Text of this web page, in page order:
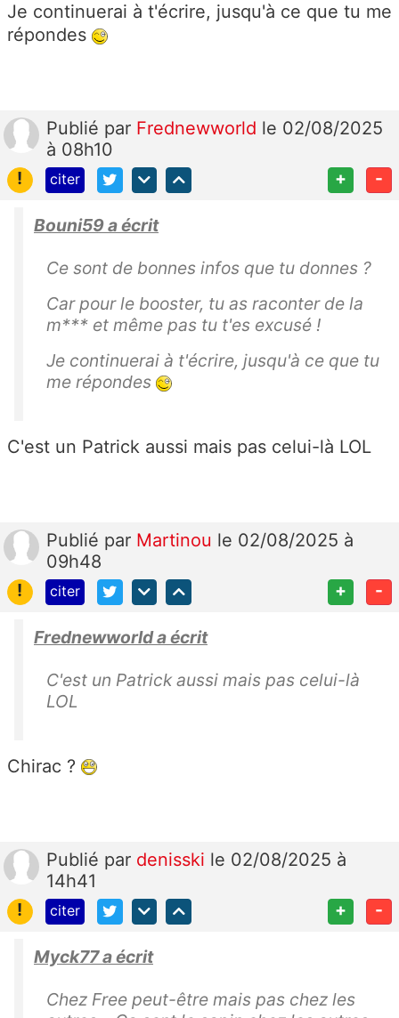
Je continuerai à t'écrire, jusqu'à ce que tu me
répondes
Publié par Frednewworld le 02/08/2025
à 08h10
!
citer + -
Bouni59 a écrit
Ce sont de bonnes infos que tu donnes ?
Car pour le booster, tu as raconter de la
m*** et même pas tu t'es excusé !
Je continuerai à t'écrire, jusqu'à ce que tu
me répondes
C'est un Patrick aussi mais pas celui-là LOL
Publié par Martinou le 02/08/2025 à
09h48
!
citer + -
Frednewworld a écrit
C'est un Patrick aussi mais pas celui-là
LOL
Chirac ?
Publié par denisski le 02/08/2025 à
14h41
!
citer + -
Myck77 a écrit
Chez Free peut-être mais pas chez les